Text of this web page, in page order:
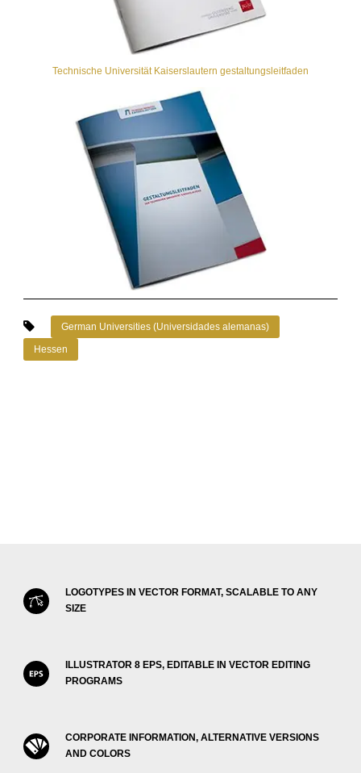
Technische Universität Kaiserslautern gestaltungsleitfaden
German Universities (Universidades alemanas)
Hessen
LOGOTYPES IN VECTOR FORMAT, SCALABLE TO ANY
SIZE
ILLUSTRATOR 8 EPS, EDITABLE IN VECTOR EDITING
PROGRAMS
CORPORATE INFORMATION, ALTERNATIVE VERSIONS
AND COLORS